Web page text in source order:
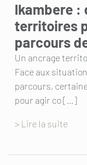
Ikambere :
territoires
parcours
Un ancrage
Face aux
parcours,
pour agir co […]
> Lire la suite